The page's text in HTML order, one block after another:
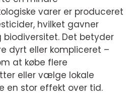
varer er produceret
hvilket gavner
Det betyder
dyrt eller kompliceret –
at købe flere
eller vælge lokale
en stor effekt over tid.